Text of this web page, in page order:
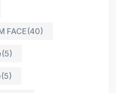
FACE(40)
(5)
(5)